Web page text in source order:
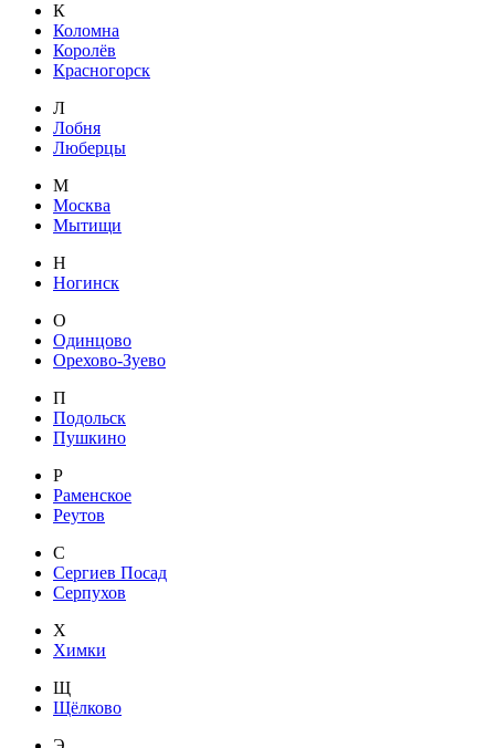
К
Коломна
Королёв
Красногорск
Л
Лобня
Люберцы
М
Москва
Мытищи
Н
Ногинск
О
Одинцово
Орехово-Зуево
П
Подольск
Пушкино
Р
Раменское
Реутов
С
Сергиев Посад
Серпухов
Х
Химки
Щ
Щёлково